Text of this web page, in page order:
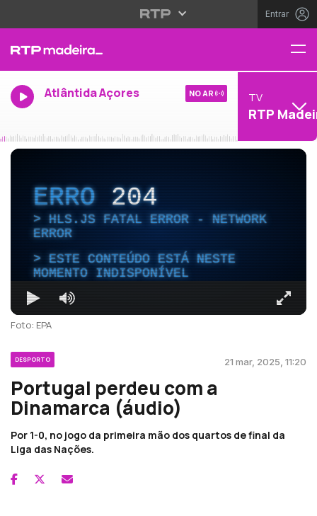
Entrar
Atlântida Açores NO AR TV
RTP
ERRO204
HLS.JS FATAL ERROR - NETWORK
ERROR
ESTE CONTEÚDO ESTÁ NESTE
MOMENTO INDISPONÍVEL
Foto: EPA
DESPORTO 21 mar, 2025, 11:20
Portugal perdeu com a
Dinamarca (áudio)
Por 1-0, no jogo da primeira mão dos quartos de final da
Liga das Nações.